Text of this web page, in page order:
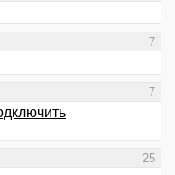
7
7
25